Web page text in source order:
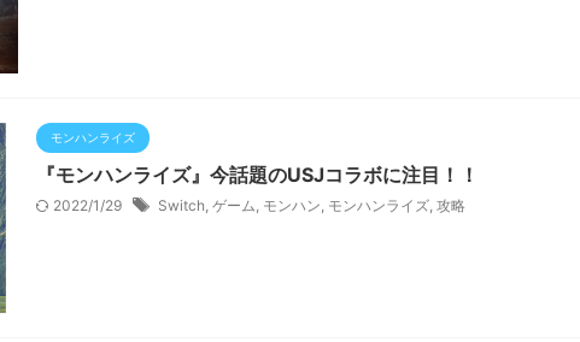
モンハンライズ
『モンハンライズ』今話題のUSJコラボに注目！！
2022/1/29 Switch, ゲーム, モンハン, モンハンライズ, 攻略